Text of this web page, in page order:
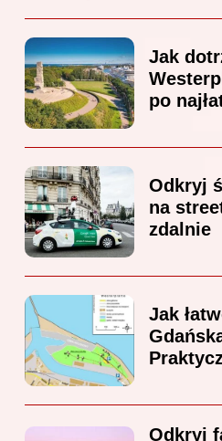
Jak
po
Odkryj
na
zdalnie
Jak
Odkryj